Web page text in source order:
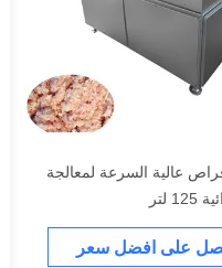
عالية السرعة لمعالجة
لتر
على افضل سعر